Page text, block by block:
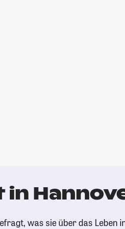
in
was sie über das Leben